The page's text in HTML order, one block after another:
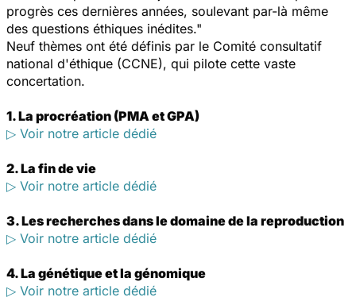
progrès ces dernières années, soulevant par-là même
des questions éthiques inédites."
Neuf thèmes ont été définis par le Comité consultatif
national d'éthique (CCNE), qui pilote cette vaste
concertation.
1. La procréation (PMA et GPA)
▷ Voir notre article dédié
2. La fin de vie
▷ Voir notre article dédié
3. Les recherches dans le domaine de la reproduction
▷ Voir notre article dédié
4. La génétique et la génomique
▷ Voir notre article dédié